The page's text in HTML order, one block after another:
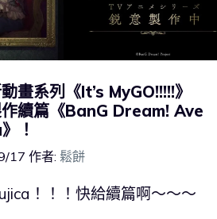
畫系列《It’s MyGO!!!!!》
續篇《BanG Dream! Ave
！
17 作者: 鬆餅
！！！快給續篇啊～～～